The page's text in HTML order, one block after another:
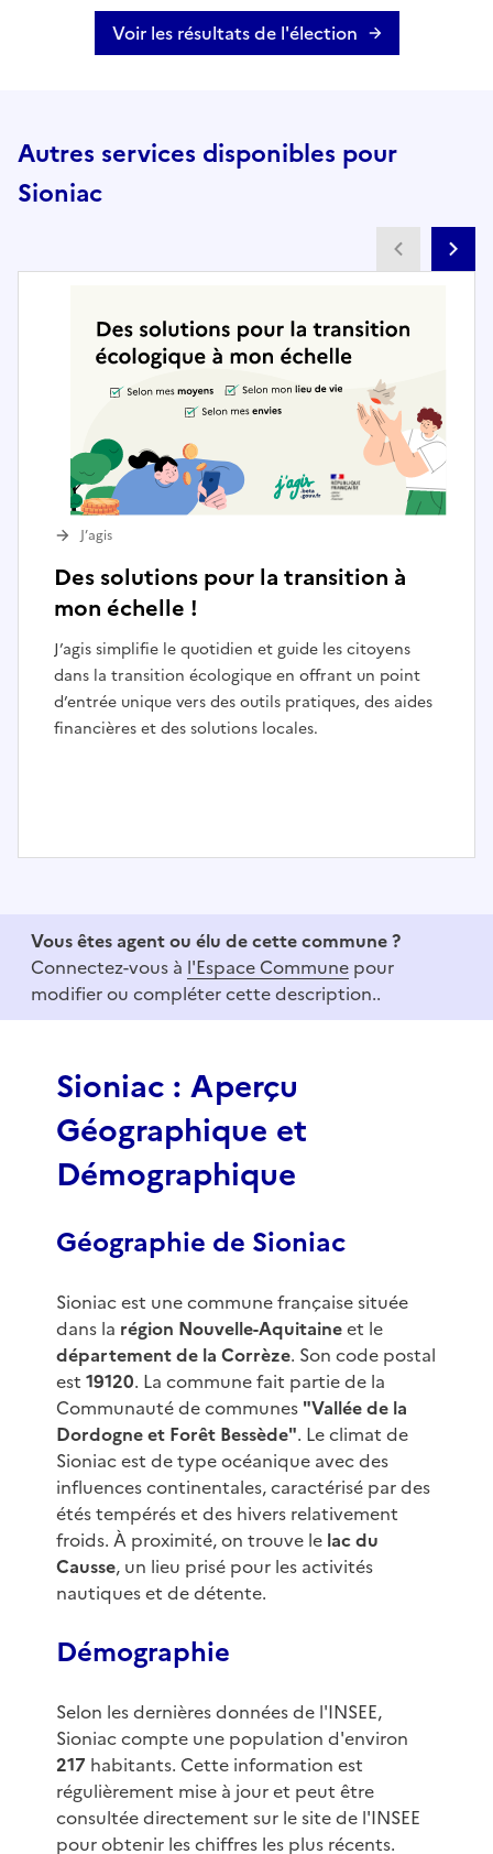
Voir les résultats de l'élection
Autres services disponibles pour
Sioniac
Des solutions pour la transition à
mon échelle !
J’agis simplifie le quotidien et guide les citoyens
dans la transition écologique en offrant un point
d’entrée unique vers des outils pratiques, des aides
financières et des solutions locales.
J’agis
f
Vous êtes agent ou élu de cette commune ?
Connectez-vous à l'Espace Commune pour
modifier ou compléter cette description..
Sioniac : Aperçu
Géographique et
Démographique
Géographie de Sioniac
Sioniac est une commune française située
dans la région Nouvelle-Aquitaineet le
département de la Corrèze. Son code postal
est 19120. La commune fait partie de la
Communauté de communes "Vallée de la
Dordogne et Forêt Bessède". Le climat de
Sioniac est de type océanique avec des
influences continentales, caractérisé par des
étés tempérés et des hivers relativement
froids. À proximité, on trouve le lac du
Causse, un lieu prisé pour les activités
nautiques et de détente.
Démographie
Selon les dernières données de l'INSEE,
Sioniac compte une population d'environ
217 habitants. Cette information est
régulièrement mise à jour et peut être
consultée directement sur le site de l'INSEE
pour obtenir les chiffres les plus récents.